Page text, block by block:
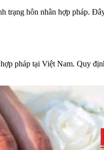
hôn nhân hợp pháp.
pháp tại Việt Nam. Quy